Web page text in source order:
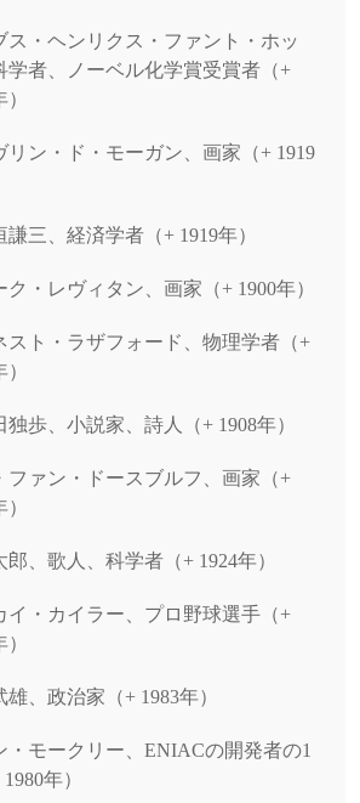
ス・ヘンリクス・ファント・ホッ
学者、ノーベル化学賞受賞者（+
リン・ド・モーガン、画家（+ 1919
謙三、経済学者（+ 1919年）
ク・レヴィタン、画家（+ 1900年）
スト・ラザフォード、物理学者（+
独歩、小説家、詩人（+ 1908年）
ファン・ドースブルフ、画家（+
郎、歌人、科学者（+ 1924年）
イ・カイラー、プロ野球選手（+
雄、政治家（+ 1983年）
・モークリー、ENIACの開発者の1
年）